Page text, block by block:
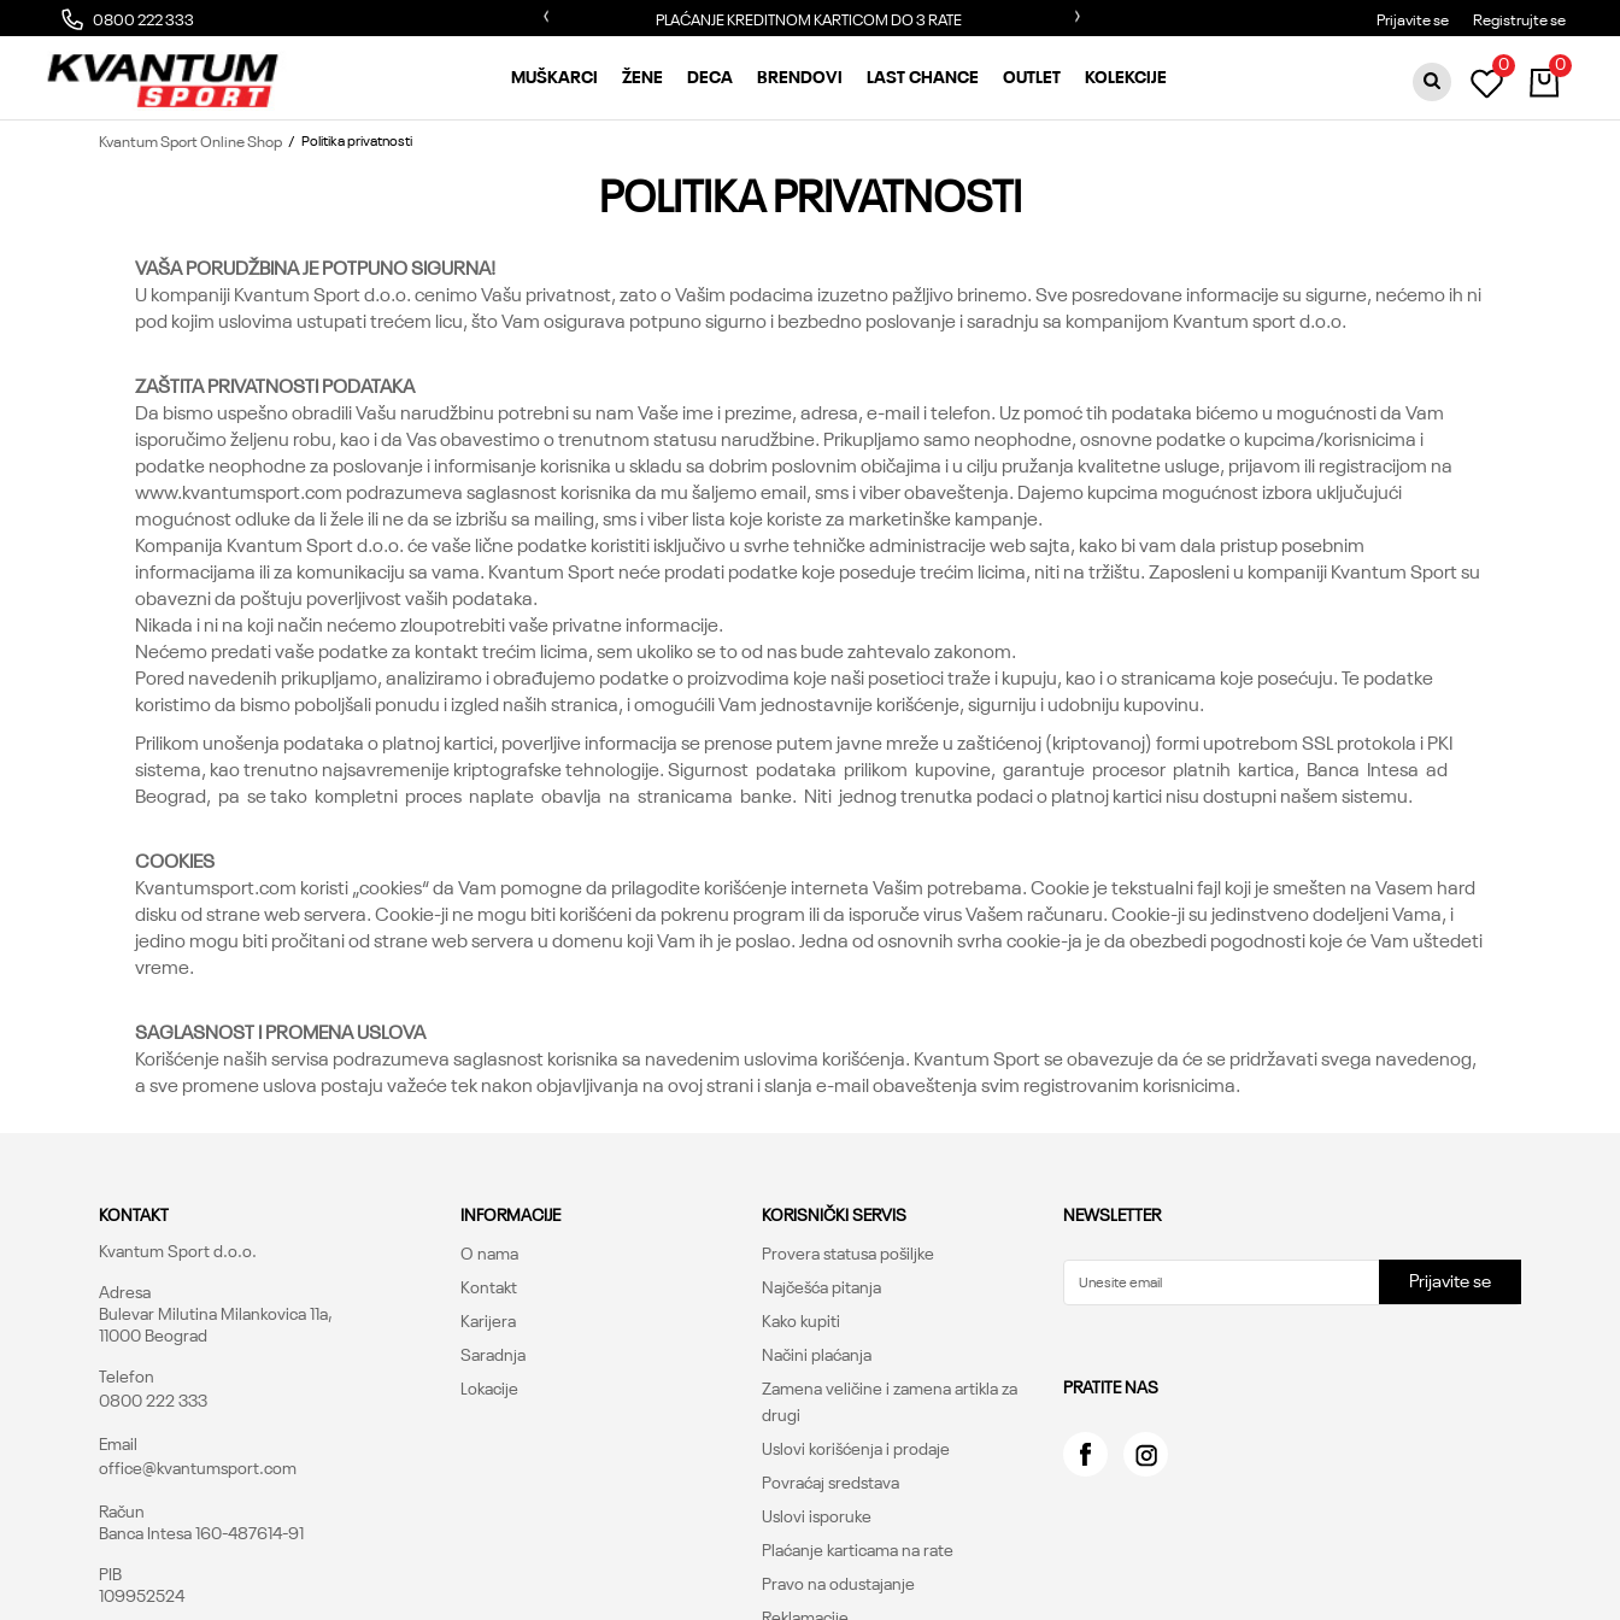
0800 222 333
MOGUĆA ZAMENA 14 DANA OD DOSTAVE PLAĆANJE KREDITNOM KARTICOM DO 3 RATE BESPLATNA DOSTAVA ZA PORUDŽBINE PREKO 6000RSD
Prijavite se Registrujte se
MUŠKARCI ŽENE DECA BRENDOVI LAST CHANCE OUTLET KOLEKCIJE 0
0
Kvantum Sport Online Shop Politika privatnosti
POLITIKA PRIVATNOSTI
VAŠA PORUDŽBINA JE POTPUNO SIGURNA!
U kompaniji Kvantum Sport d.o.o. cenimo Vašu privatnost, zato o Vašim podacima izuzetno pažljivo brinemo. Sve posredovane informacije su sigurne, nećemo ih ni
pod kojim uslovima ustupati trećem licu, što Vam osigurava potpuno sigurno i bezbedno poslovanje i saradnju sa kompanijom Kvantum sport d.o.o.
ZAŠTITA PRIVATNOSTI PODATAKA
Da bismo uspešno obradili Vašu narudžbinu potrebni su nam Vaše ime i prezime, adresa, e-mail i telefon. Uz pomoć tih podataka bićemo u mogućnosti da Vam
isporučimo željenu robu, kao i da Vas obavestimo o trenutnom statusu narudžbine. Prikupljamo samo neophodne, osnovne podatke o kupcima/korisnicima i
podatke neophodne za poslovanje i informisanje korisnika u skladu sa dobrim poslovnim običajima i u cilju pružanja kvalitetne usluge, prijavom ili registracijom na
www.kvantumsport.com podrazumeva saglasnost korisnika da mu šaljemo email, sms i viber obaveštenja. Dajemo kupcima mogućnost izbora uključujući
mogućnost odluke da li žele ili ne da se izbrišu sa mailing, sms i viber lista koje koriste za marketinške kampanje.
Kompanija Kvantum Sport d.o.o. će vaše lične podatke koristiti isključivo u svrhe tehničke administracije web sajta, kako bi vam dala pristup posebnim
informacijama ili za komunikaciju sa vama. Kvantum Sport neće prodati podatke koje poseduje trećim licima, niti na tržištu. Zaposleni u kompaniji Kvantum Sport su
obavezni da poštuju poverljivost vaših podataka.
Nikada i ni na koji način nećemo zloupotrebiti vaše privatne informacije.
Nećemo predati vaše podatke za kontakt trećim licima, sem ukoliko se to od nas bude zahtevalo zakonom.
Pored navedenih prikupljamo, analiziramo i obrađujemo podatke o proizvodima koje naši posetioci traže i kupuju, kao i o stranicama koje posećuju. Te podatke
koristimo da bismo poboljšali ponudu i izgled naših stranica, i omogućili Vam jednostavnije korišćenje, sigurniju i udobniju kupovinu.
Prilikom unošenja podataka o platnoj kartici, poverljive informacija se prenose putem javne mreže u zaštićenoj (kriptovanoj) formi upotrebom SSL protokola i PKI
sistema, kao trenutno najsavremenije kriptografske tehnologije. Sigurnost podataka prilikom kupovine, garantuje procesor platnih kartica, Banca Intesa ad
Beograd, pa se tako kompletni proces naplate obavlja na stranicama banke. Niti jednog trenutka podaci o platnoj kartici nisu dostupni našem sistemu.
COOKIES
Kvantumsport.com koristi „cookies“ da Vam pomogne da prilagodite korišćenje interneta Vašim potrebama. Cookie je tekstualni fajl koji je smešten na Vasem hard
disku od strane web servera. Cookie-ji ne mogu biti korišćeni da pokrenu program ili da isporuče virus Vašem računaru. Cookie-ji su jedinstveno dodeljeni Vama, i
jedino mogu biti pročitani od strane web servera u domenu koji Vam ih je poslao. Jedna od osnovnih svrha cookie-ja je da obezbedi pogodnosti koje će Vam uštedeti
vreme.
SAGLASNOST I PROMENA USLOVA
Korišćenje naših servisa podrazumeva saglasnost korisnika sa navedenim uslovima korišćenja. Kvantum Sport se obavezuje da će se pridržavati svega navedenog,
a sve promene uslova postaju važeće tek nakon objavljivanja na ovoj strani i slanja e-mail obaveštenja svim registrovanim korisnicima.
KONTAKT
Kvantum Sport d.o.o.
Adresa
Bulevar Milutina Milankovica 11a,
11000 Beograd
Telefon
0800 222 333
Email
office@kvantumsport.com
Račun
Banca Intesa 160-487614-91
PIB
109952524
INFORMACIJE
O nama
Kontakt
Karijera
Saradnja
Lokacije
KORISNIČKI SERVIS
Provera statusa pošiljke
Najčešća pitanja
Kako kupiti
Načini plaćanja
Zamena veličine i zamena artikla za
drugi
Uslovi korišćenja i prodaje
Povraćaj sredstava
Uslovi isporuke
Plaćanje karticama na rate
Pravo na odustajanje
NEWSLETTER
Prijavite se
PRATITE NAS